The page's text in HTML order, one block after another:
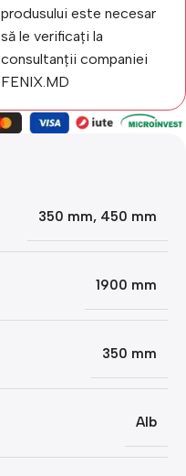
produsului este necesar
să le verificați la
consultanții companiei
FENIX.MD
350 mm, 450 mm
1900 mm
350 mm
Alb